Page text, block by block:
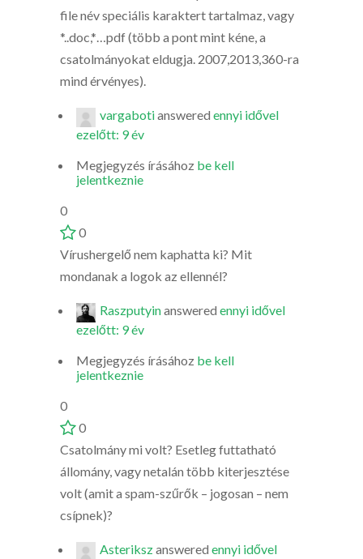
file név speciális karaktert tartalmaz, vagy
*..doc,*…pdf (több a pont mint kéne, a
csatolmányokat eldugja. 2007,2013,360-ra
mind érvényes).
vargabotianswered ennyi idővel
ezelőtt: 9 év
Megjegyzés írásához be kell
jelentkeznie
0
0
Vírushergelő nem kaphatta ki? Mit
mondanak a logok az ellennél?
Raszputyinanswered ennyi idővel
ezelőtt: 9 év
Megjegyzés írásához be kell
jelentkeznie
0
0
Csatolmány mi volt? Esetleg futtatható
állomány, vagy netalán több kiterjesztése
volt (amit a spam-szűrők – jogosan – nem
csípnek)?
Asterikszanswered ennyi idővel